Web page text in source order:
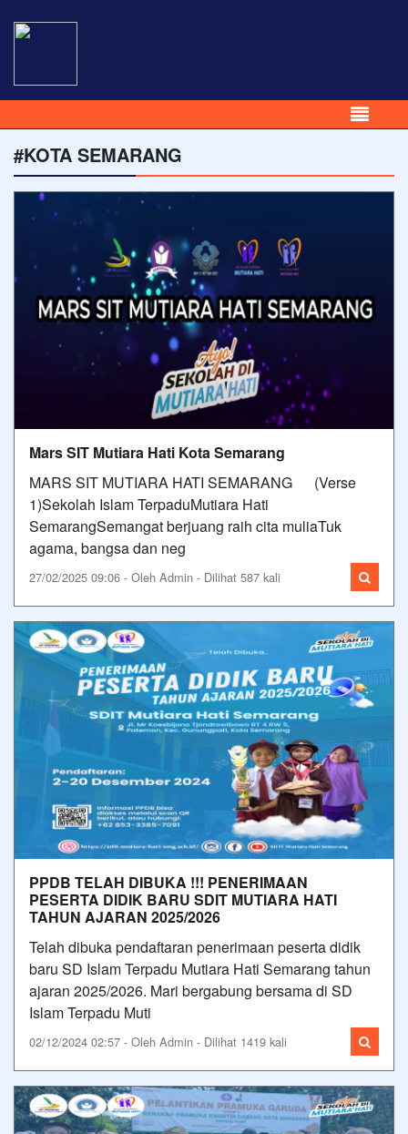
#KOTA SEMARANG
Mars SIT Mutiara Hati Kota Semarang
MARS SIT MUTIARA HATI SEMARANG (Verse
1)Sekolah Islam TerpaduMutiara Hati
SemarangSemangat berjuang raih cita muliaTuk
agama, bangsa dan neg
27/02/2025 09:06 - Oleh Admin - Dilihat 587 kali
PPDB TELAH DIBUKA !!! PENERIMAAN
PESERTA DIDIK BARU SDIT MUTIARA HATI
TAHUN AJARAN 2025/2026
Telah dibuka pendaftaran penerimaan peserta didik
baru SD Islam Terpadu Mutiara Hati Semarang tahun
ajaran 2025/2026. Mari bergabung bersama di SD
Islam Terpadu Muti
02/12/2024 02:57 - Oleh Admin - Dilihat 1419 kali